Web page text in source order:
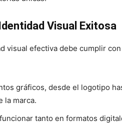
Visual Exitosa
visual efectiva debe cumplir
gráficos, desde el logotipo
la marca.
tanto en formatos